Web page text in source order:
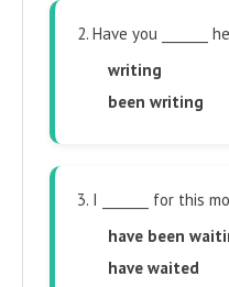
2. Have you _______
writing
been writing
3. I _______ for this
have been
have waited